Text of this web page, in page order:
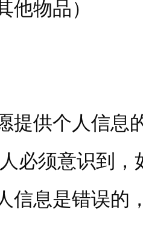
他物品）
提供个人信息
必须意识到
信息是错误的